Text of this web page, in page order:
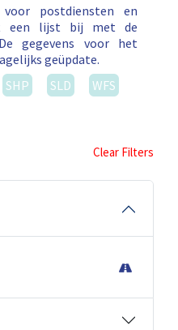
postdiensten en
een lijst bij met de
gegevens voor het
geüpdate.
SHP SLD
WFS
Clear Filters